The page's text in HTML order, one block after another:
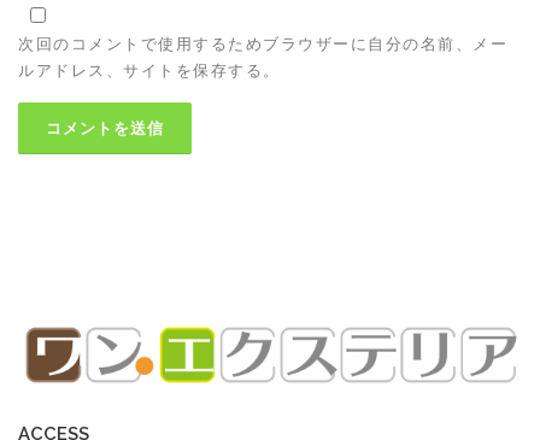
次回のコメントで使用するためブラウザーに自分の名前、メー
ルアドレス、サイトを保存する。
ACCESS